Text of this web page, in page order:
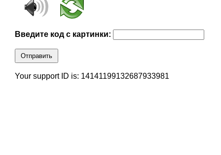
Введите код с картинки:
Отправить
Your support ID is: 14141199132687933981